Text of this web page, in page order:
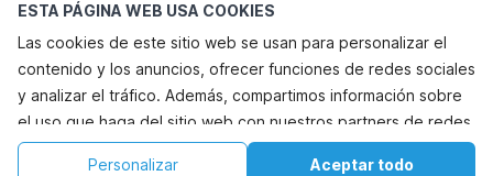
ESTA PÁGINA WEB USA COOKIES
Las cookies de este sitio web se usan para personalizar el
contenido y los anuncios, ofrecer funciones de redes sociales
y analizar el tráfico. Además, compartimos información sobre
el uso que haga del sitio web con nuestros partners de redes
sociales, publicidad y análisis web, quienes pueden
Aceptar todo
Personalizar
Destinos más populares para vacaciones
Ciudades con los mejores servicios para vacaciones
Vacaciones con perro - Alquileres vacacionales que aceptan
Vacaciones con perro - Alquileres vacacionales que aceptan
Servicios populares para vacaciones en Pingjum
Vacaciones con perro - Alquileres vacacionales que aceptan
Ciudades populares para vacaciones en Friesland